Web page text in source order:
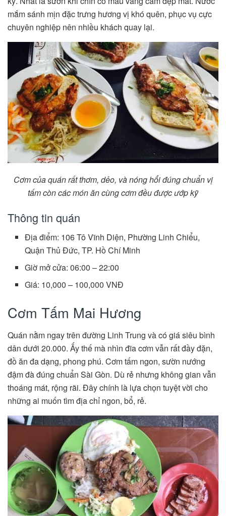
mắm sánh mịn đặc trưng hương vị khó quên, phục vụ cực
chuyên nghiệp nên nhiều khách quay lại.
Cơm của quán rất thơm, dẻo, và nóng hổi đúng chuẩn vị
tấm còn các món ăn cùng cơm đều được ướp kỹ
Thông tin quán
Địa điểm: 106 Tô Vĩnh Diện, Phường Linh Chiểu,
Quận Thủ Đức, TP. Hồ Chí Minh
Giờ mở cửa: 06:00 – 22:00
Giá: 10,000 – 100,000 VNĐ
Cơm Tấm Mai Hương
Quán nằm ngay trên đường Linh Trung và có giá siêu bình
dân dưới 20.000. Ấy thế mà nhìn đĩa cơm vẫn rất đầy đặn,
đồ ăn đa dạng, phong phú. Cơm tấm ngon, sườn nướng
đậm đà đúng chuẩn Sài Gòn. Dù rẻ nhưng không gian vẫn
thoáng mát, rộng rãi. Đây chính là lựa chọn tuyệt vời cho
những ai muốn tìm địa chỉ ngon, bổ, rẻ.